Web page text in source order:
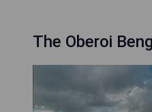
The Oberoi